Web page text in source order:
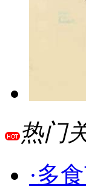
热门
·多